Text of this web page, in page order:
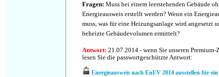
Fragen: Muss bei einem leerstehenden Gebäude
Energieausweis erstellt werden? Wenn ein
muss, was für eine Heizungsanlage wird angesetzt
beheizte Gebäudevolumen ermittelt?
Antwort: 21.07.2014 - wenn Sie unseren
lesen Sie die passwortgeschützte Antwort:
Energieausweis nach EnEV 2014 ausstellen für